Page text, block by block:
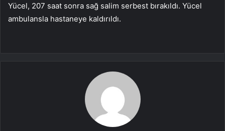
Yücel, 207 saat sonra sağ salim serbest bırakıldı. Yücel
ambulansla hastaneye kaldırıldı.